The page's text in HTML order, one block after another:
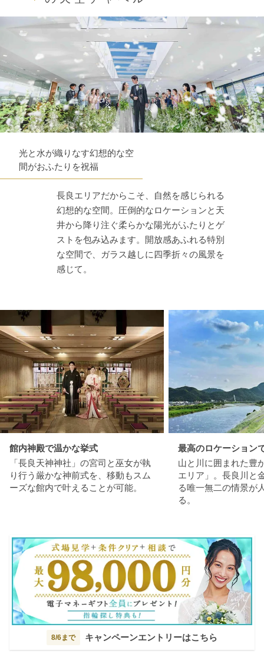
光と水が織りなす幻想的な空
間がおふたりを祝福
長良エリアだからこそ、自然を感じられる
幻想的な空間。圧倒的なロケーションと天
井から降り注ぐ柔らかな陽光がふたりとゲ
ストを包み込みます。開放感あふれる特別
な空間で、ガラス越しに四季折々の風景を
感じて。
館内神殿で温かな挙式
「長良天神神社」の宮司と巫女が執
り行う厳かな神前式を、移動もスム
ーズな館内で叶えることが可能。
最高のロケーション
山と川に囲まれた豊
エリア」。長良川と
る唯一無二の情景が
る。
8/6まで キャンペーンエントリーはこちら